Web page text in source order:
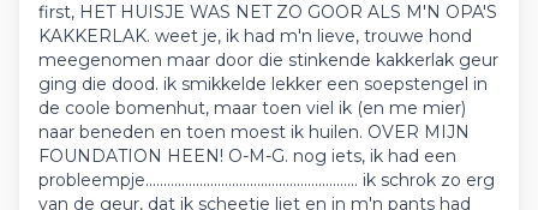
first, HET HUISJE WAS NET ZO GOOR ALS M'N OPA'S
KAKKERLAK. weet je, ik had m'n lieve, trouwe hond
meegenomen maar door die stinkende kakkerlak geur
ging die dood. ik smikkelde lekker een soepstengel in
de coole bomenhut, maar toen viel ik (en me mier)
naar beneden en toen moest ik huilen. OVER MIJN
FOUNDATION HEEN! O-M-G. nog iets, ik had een
probleempje........................................................... ik schrok zo erg
van de geur, dat ik scheetje liet en in m'n pants had